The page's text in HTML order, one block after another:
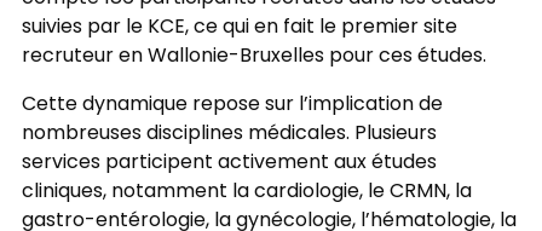
suivies par le KCE, ce qui en fait le premier site
recruteur en Wallonie-Bruxelles pour ces études.
Cette dynamique repose sur l’implication de
nombreuses disciplines médicales. Plusieurs
services participent activement aux études
cliniques, notamment la cardiologie, le CRMN, la
gastro-entérologie, la gynécologie, l’hématologie, la